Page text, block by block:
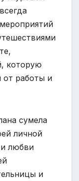
которую
от работы и
сумела
личной
любви
и